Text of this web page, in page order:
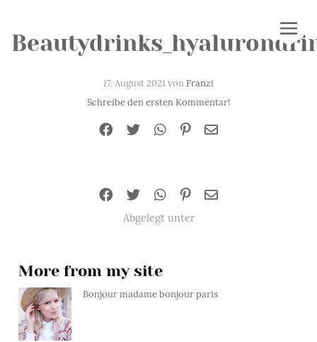
17. August 2021 vonFranzi
Schreibe den ersten Kommentar!
Abgelegt unter
More from my site
Bonjour madame bonjour paris